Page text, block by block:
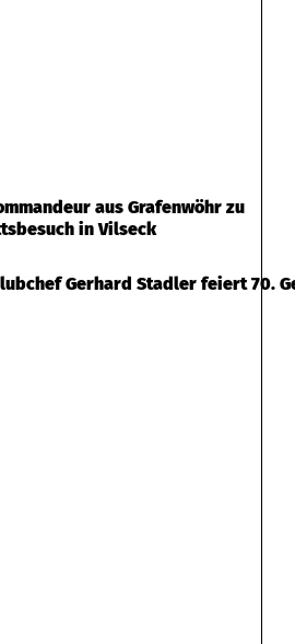
aus Grafenwöhr zu
in Vilseck